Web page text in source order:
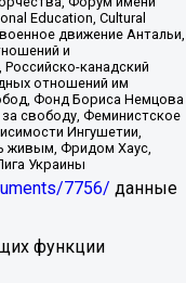
Education, Cultural
движение Антальи,
и
канадский
отношений им
Фонд Бориса Немцова
свободу, Феминистское
Ингушетии,
живым, Фридом Хаус,
Украины
7756/ данные
функции